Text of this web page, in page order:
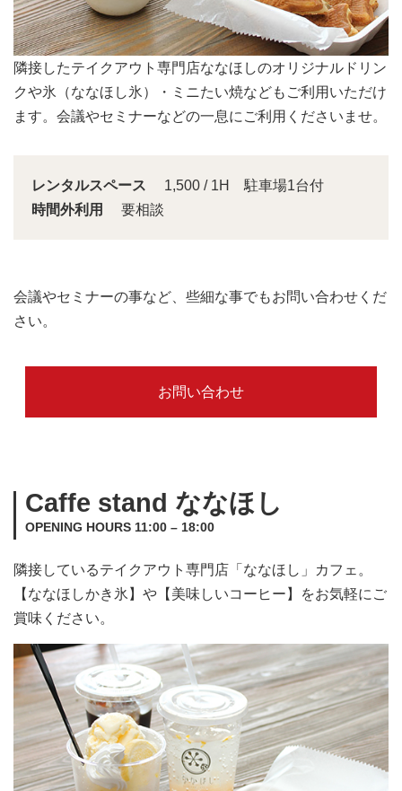
会議スペースは大きな窓から明るい日差しが入り込みま
す。
レンタルスペース
1,500 / 1H 駐車場1台付
時間外利用
要相談
会議やセミナーの事など、些細な事でもお問い合わせくだ
さい。
お問い合わせ
Caffe stand ななほし
OPENING HOURS 11:00 – 18:00
隣接しているテイクアウト専門店「ななほし」カフェ。
【ななほしかき氷】や【美味しいコーヒー】をお気軽にご
賞味ください。